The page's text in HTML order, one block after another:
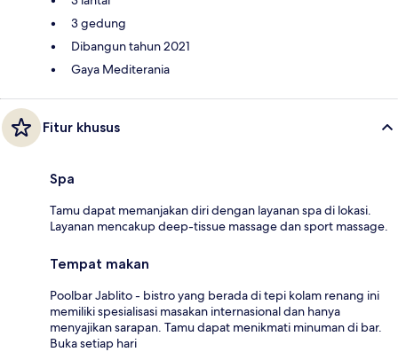
3 gedung
Dibangun tahun 2021
Gaya Mediterania
Fitur khusus
Spa
Tamu dapat memanjakan diri dengan layanan spa di lokasi.
Layanan mencakup deep-tissue massage dan sport massage.
Tempat makan
Poolbar Jablito - bistro yang berada di tepi kolam renang ini
memiliki spesialisasi masakan internasional dan hanya
menyajikan sarapan. Tamu dapat menikmati minuman di bar.
Buka setiap hari